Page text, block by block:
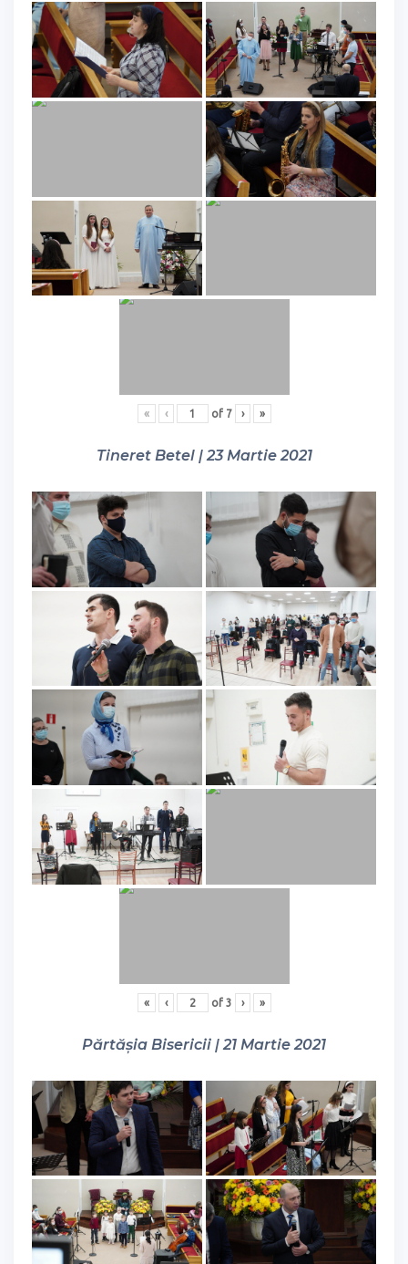
« ‹ of 7 › »
Tineret Betel | 23 Martie 2021
« ‹ of 3 › »
Părtășia Bisericii | 21 Martie 2021